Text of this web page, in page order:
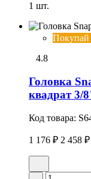
1 шт.
Покупай
4.8
Головка
квадрат 3/
Код товара:
1 176 ₽ 2 458 ₽